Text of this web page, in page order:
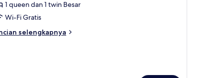
1 queen dan 1 twin Besar
Wi-Fi Gratis
selengkapnya